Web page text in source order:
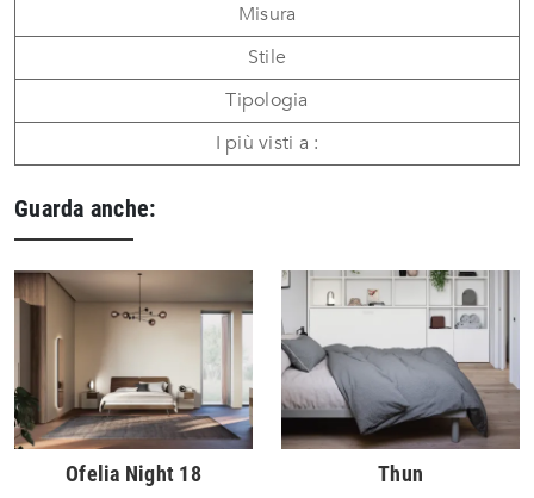
Misura
Stile
Tipologia
I più visti a :
Guarda anche:
Ofelia Night 18 Thun